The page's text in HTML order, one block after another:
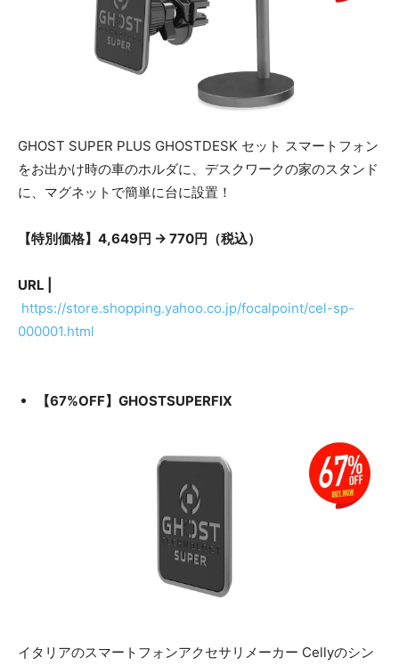
GHOST SUPER PLUS GHOSTDESK セット スマートフォン
をお出かけ時の車のホルダに、デスクワークの家のスタンド
に、マグネットで簡単に台に設置！
【特別価格】4,649円 → 770円（税込）
URL |
https://store.shopping.yahoo.co.jp/focalpoint/cel-sp-
000001.html
【67%OFF】GHOSTSUPERFIX
イタリアのスマートフォンアクセサリメーカー Cellyのシン